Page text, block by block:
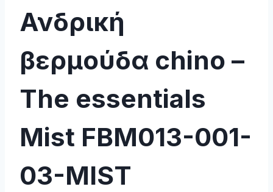
Ανδρική
βερμούδα chino –
The essentials
Mist FBM013-001-
03-MIST